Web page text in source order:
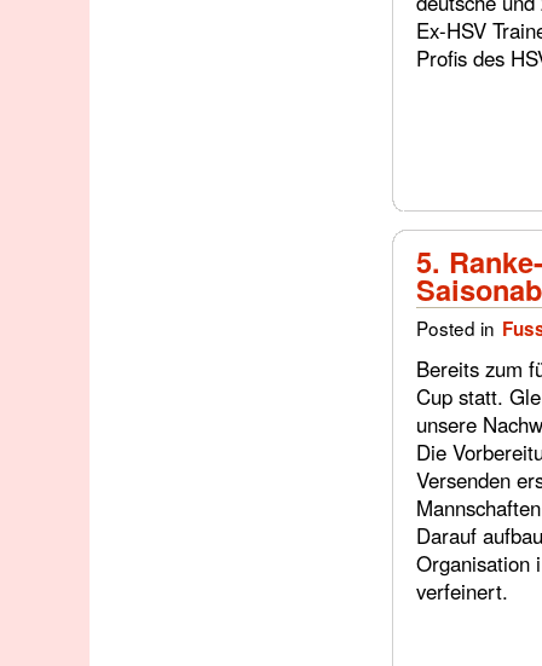
Ex-HSV
Profis des
5.
Posted in
Bereits zum
Cup statt.
unsere
Die
Versenden
Darauf
Organisation
verfeinert.